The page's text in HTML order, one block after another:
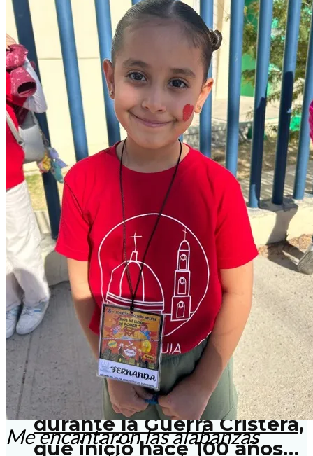
El “mundo herido” que la
Iglesia afronta hoy
Defender la vida va más
allá del no nacido:
sacerdote.
¡Viva Cristo Rey! Historia
de cómo los católicos
mexicanos defendieron su
Iglesia y su libertad
durante la Guerra Cristera,
que inició hace 100 años…
Me encantaron las alabanzas